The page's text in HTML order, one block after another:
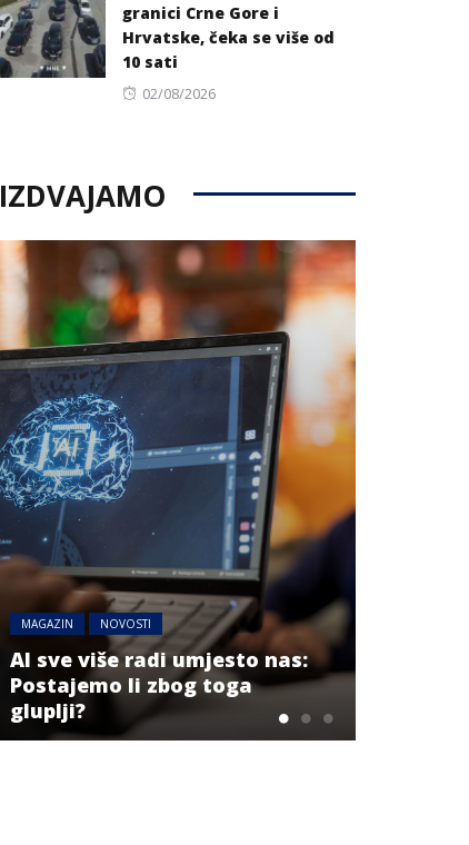
granici Crne Gore i
Hrvatske, čeka se više od
10 sati
Posted
02/08/2026
IZDVAJAMO
MAGAZIN NOVOSTI
AI sve više radi umjesto nas:
Postajemo li zbog toga
gluplji?